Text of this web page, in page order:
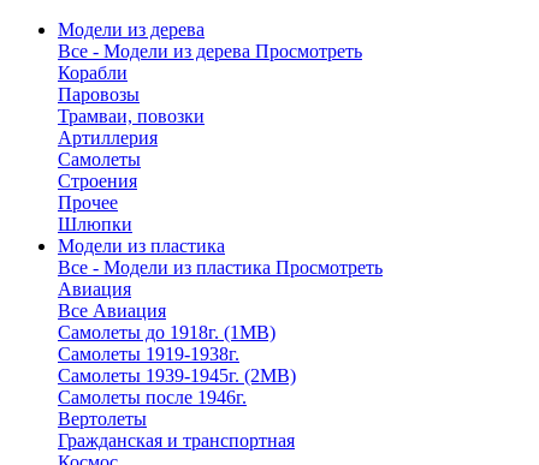
Модели из дерева
Все - Модели из дерева Просмотреть
Корабли
Паровозы
Трамваи, повозки
Артиллерия
Самолеты
Строения
Прочее
Шлюпки
Модели из пластика
Все - Модели из пластика Просмотреть
Авиация
Все Авиация
Самолеты до 1918г. (1МВ)
Самолеты 1919-1938г.
Самолеты 1939-1945г. (2МВ)
Самолеты после 1946г.
Вертолеты
Гражданская и транспортная